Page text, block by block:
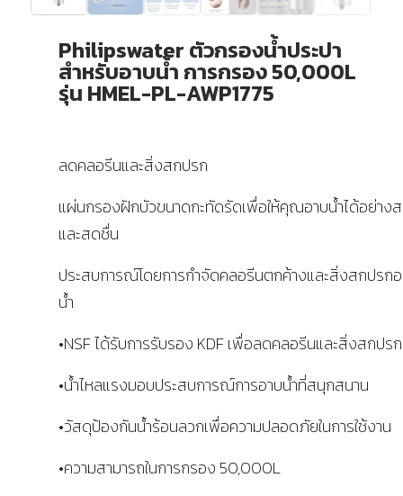
Philipswater ตัวกรองน้ำประปา
สำหรับอาบน้ำ การกรอง 50,000L
รุ่น HMEL-PL-AWP1775
ลดคลอรีนและสิ่งสกปรก
แผ่นกรองฝักบัวขนาดกะทัดรัดเพื่อให้คุณอาบน้ำได้อย่าง
และสดชื่น
ประสบการณ์โดยการกำจัดคลอรีนตกค้างและสิ่งสกปรก
น้ำ
•NSF ได้รับการรับรอง KDF เพื่อลดคลอรีนและสิ่งสกปรก
•น้ำไหลแรงมอบประสบการณ์การอาบน้ำที่สนุกสนาน
•วัสดุป้องกันน้ำร้อนลวกเพื่อความปลอดภัยในการใช้งาน
•ความสามารถในการกรอง 50,000L